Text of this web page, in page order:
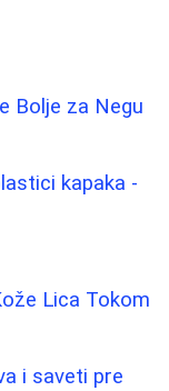
Bolje za Negu
kapaka -
Lica Tokom
i saveti pre